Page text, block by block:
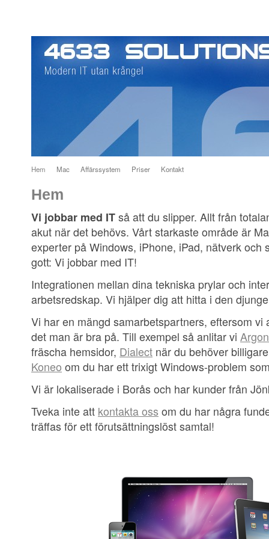
Hem Mac Affärssystem Priser Kontakt
Hem
Vi jobbar med IT så att du slipper. Allt från
akut när det behövs. Vårt starkaste område är
experter på Windows, iPhone, iPad, nätverk och
gott: Vi jobbar med IT!
Integrationen mellan dina tekniska prylar och
arbetsredskap. Vi hjälper dig att hitta i den
Vi har en mängd samarbetspartners, eftersom vi
det man är bra på. Till exempel så anlitar vi
fräscha hemsidor, Dialect när du behöver
Koneo om du har ett trixigt Windows-problem
Vi är lokaliserade i Borås och har kunder från
Tveka inte att kontakta oss om du har några
träffas för ett förutsättningslöst samtal!